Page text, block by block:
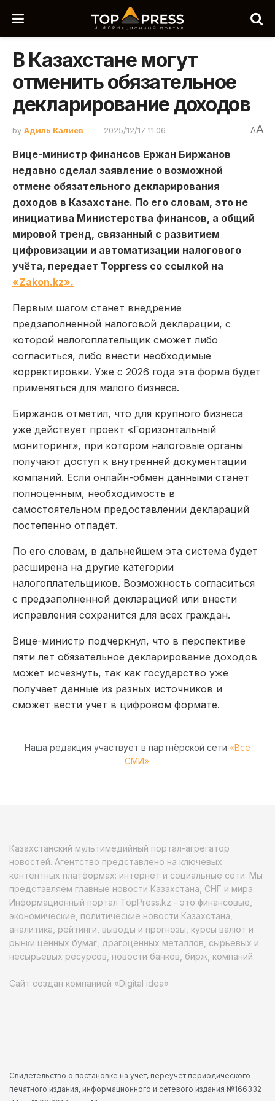
В Казахстане могут
отменить обязательное
декларирование доходов
by Адиль Калиев 2025/12/17 11:06 AA
Вице-министр финансов Ержан Биржанов
недавно сделал заявление о возможной
отмене обязательного декларирования
доходов в Казахстане. По его словам, это не
инициатива Министерства финансов, а общий
мировой тренд, связанный с развитием
цифровизации и автоматизации налогового
учёта, передает Toppress со ссылкой на
«Zakon.kz».
Первым шагом станет внедрение
предзаполненной налоговой декларации, с
которой налогоплательщик сможет либо
согласиться, либо внести необходимые
корректировки. Уже с 2026 года эта форма будет
применяться для малого бизнеса.
Биржанов отметил, что для крупного бизнеса
уже действует проект «Горизонтальный
мониторинг», при котором налоговые органы
получают доступ к внутренней документации
компаний. Если онлайн-обмен данными станет
полноценным, необходимость в
самостоятельном предоставлении деклараций
постепенно отпадёт.
По его словам, в дальнейшем эта система будет
расширена на другие категории
налогоплательщиков. Возможность согласиться
с предзаполненной декларацией или внести
исправления сохранится для всех граждан.
Вице-министр подчеркнул, что в перспективе
пяти лет обязательное декларирование доходов
может исчезнуть, так как государство уже
получает данные из разных источников и
сможет вести учет в цифровом формате.
Наша редакция участвует в партнёрской сети «Все
СМИ».
Казахстанский мультимедийный портал-агрегатор
новостей. Агентство представлено на ключевых
контентных платформах: интернет и социальные сети. Мы
представляем главные новости Казахстана, СНГ и мира.
Информационный портал TopPress.kz - это финансовые,
экономические, политические новости Казахстана,
аналитика, рейтинги, выводы и прогнозы, курсы валют и
рынки ценных бумаг, драгоценных металлов, сырьевых и
несырьевых ресурсов, новости банков, бирж, компаний.
Сайт создан компанией «Digital idea»
Свидетельство о постановке на учет, переучет периодического
печатного издания, информационного и сетевого издания №166332-